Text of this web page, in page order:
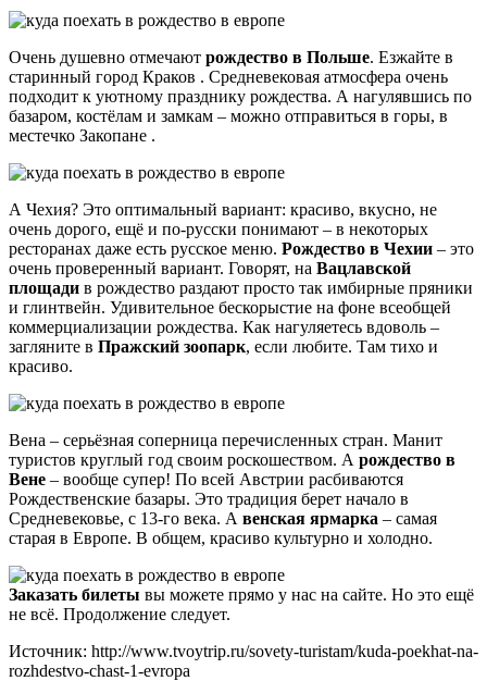
Очень душевно отмечают рождество в Польше. Езжайте в
старинный город Краков . Средневековая атмосфера очень
подходит к уютному празднику рождества. А нагулявшись по
базаром, костёлам и замкам – можно отправиться в горы, в
местечко Закопане .
А Чехия? Это оптимальный вариант: красиво, вкусно, не
очень дорого, ещё и по-русски понимают – в некоторых
ресторанах даже есть русское меню. Рождество в Чехии – это
очень проверенный вариант. Говорят, на Вацлавской
площади в рождество раздают просто так имбирные пряники
и глинтвейн. Удивительное бескорыстие на фоне всеобщей
коммерциализации рождества. Как нагуляетесь вдоволь –
загляните в Пражский зоопарк, если любите. Там тихо и
красиво.
Вена – серьёзная соперница перечисленных стран. Манит
туристов круглый год своим роскошеством. А рождество в
Вене – вообще супер! По всей Австрии расбиваются
Рождественские базары. Это традиция берет начало в
Средневековье, с 13-го века. А венская ярмарка – самая
старая в Европе. В общем, красиво культурно и холодно.
Заказать билеты вы можете прямо у нас на сайте. Но это ещё
не всё. Продолжение следует.
Источник: http://www.tvoytrip.ru/sovety-turistam/kuda-poekhat-na-
rozhdestvo-chast-1-evropa